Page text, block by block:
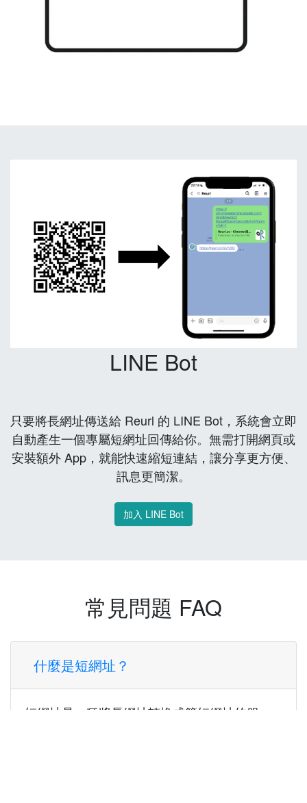
LINE Bot
只要將長網址傳送給 Reurl 的 LINE Bot，系統會立即
自動產生一個專屬短網址回傳給你。無需打開網頁或
安裝額外 App，就能快速縮短連結，讓分享更方便、
訊息更簡潔。
加入 LINE Bot
常見問題 FAQ
什麼是短網址？
短網址是一種將長網址轉換成簡短網址的服